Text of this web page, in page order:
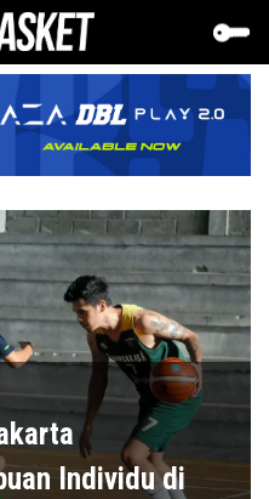
Individu di